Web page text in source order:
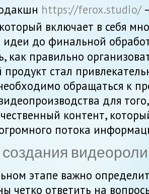
https://ferox.studio/
включает в себя
идеи до финальной
как правильно
продукт стал
обращаться к
для
контент,
потока
этапе важно
четко ответить на